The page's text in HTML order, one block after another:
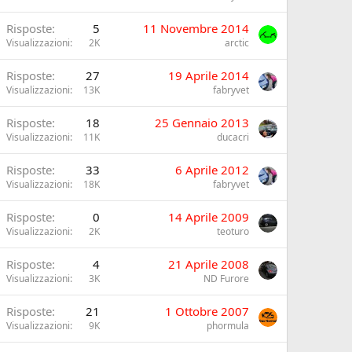
Risposte 5
Visualizzazioni 2K
11 Novembre 2014
arctic
Risposte 27
Visualizzazioni 13K
19 Aprile 2014
fabryvet
Risposte 18
Visualizzazioni 11K
25 Gennaio 2013
ducacri
Risposte 33
Visualizzazioni 18K
6 Aprile 2012
fabryvet
Risposte 0
Visualizzazioni 2K
14 Aprile 2009
teoturo
Risposte 4
Visualizzazioni 3K
21 Aprile 2008
ND Furore
Risposte 21
Visualizzazioni 9K
1 Ottobre 2007
phormula